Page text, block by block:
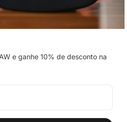
e ganhe 10% de desconto na